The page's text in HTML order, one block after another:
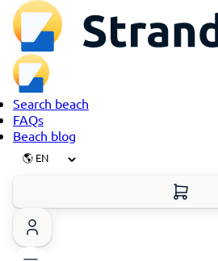
Search beach
FAQs
Beach blog